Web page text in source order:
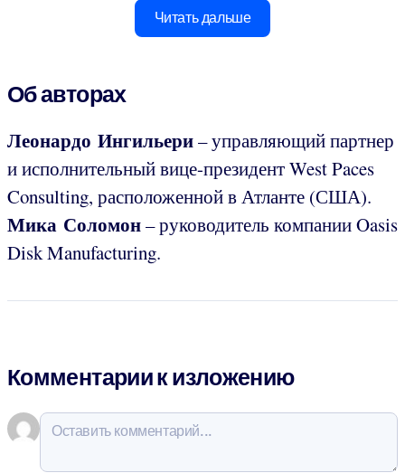
Читать дальше
Об авторах
Леонардо Ингильери– управляющий партнер
и исполнительный вице-президент West Paces
Consulting, расположенной в Атланте (США).
Мика Соломон– руководитель компании Oasis
Disk Manufacturing.
Комментарии к изложению